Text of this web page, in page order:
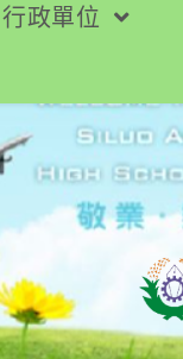
行政單位